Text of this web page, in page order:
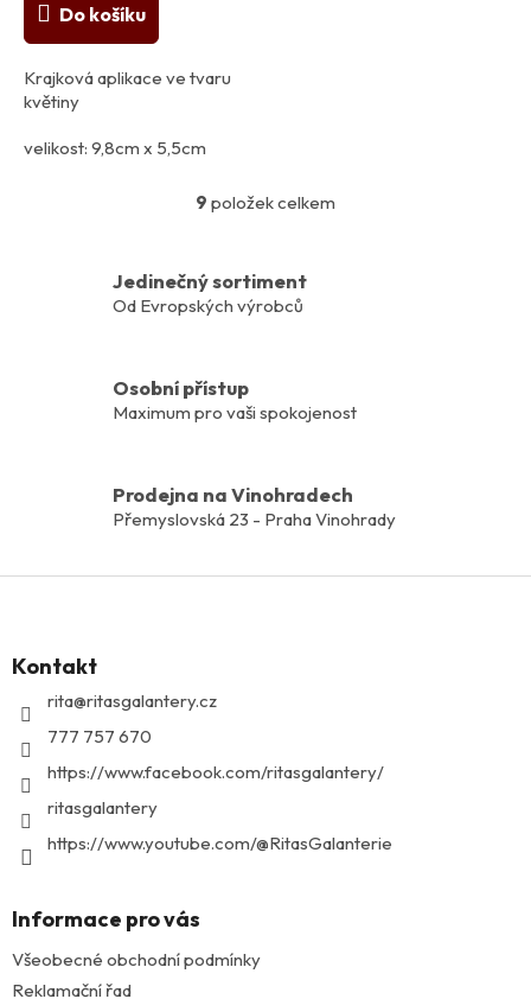
Do košíku
Krajková aplikace ve tvaru
květiny
velikost: 9,8cm x 5,5cm
O
á
d
r
y
v
ý
i
9 položek celkem
Jedinečný sortiment
Od Evropských výrobců
Osobní přístup
Maximum pro vaši spokojenost
Prodejna na Vinohradech
Přemyslovská 23 - Praha Vinohrady
Z
aKontakt
rita@ritasgalantery.cz
777 757 670
https://www.facebook.com/ritasgalantery/
ritasgalantery
https://www.youtube.com/@RitasGalanterie
Informace pro vás
Všeobecné obchodní podmínky
Reklamační řad